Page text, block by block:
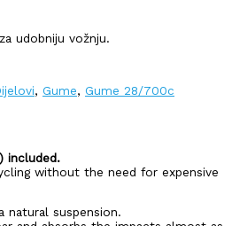
udobniju vožnju.
, Gume, Gume 28/700c
included.
without the need for expensive
natural suspension.